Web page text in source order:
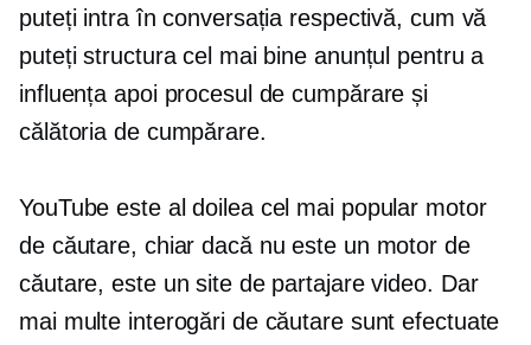
puteți intra în conversația respectivă, cum vă
puteți structura cel mai bine anunțul pentru a
influența apoi procesul de cumpărare și
călătoria de cumpărare.
YouTube este al doilea cel mai popular motor
de căutare, chiar dacă nu este un motor de
căutare, este un site de partajare video. Dar
mai multe interogări de căutare sunt efectuate